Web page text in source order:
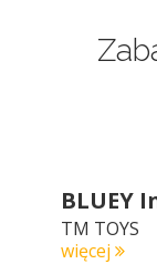
BLUEY
TM TOYS
więcej